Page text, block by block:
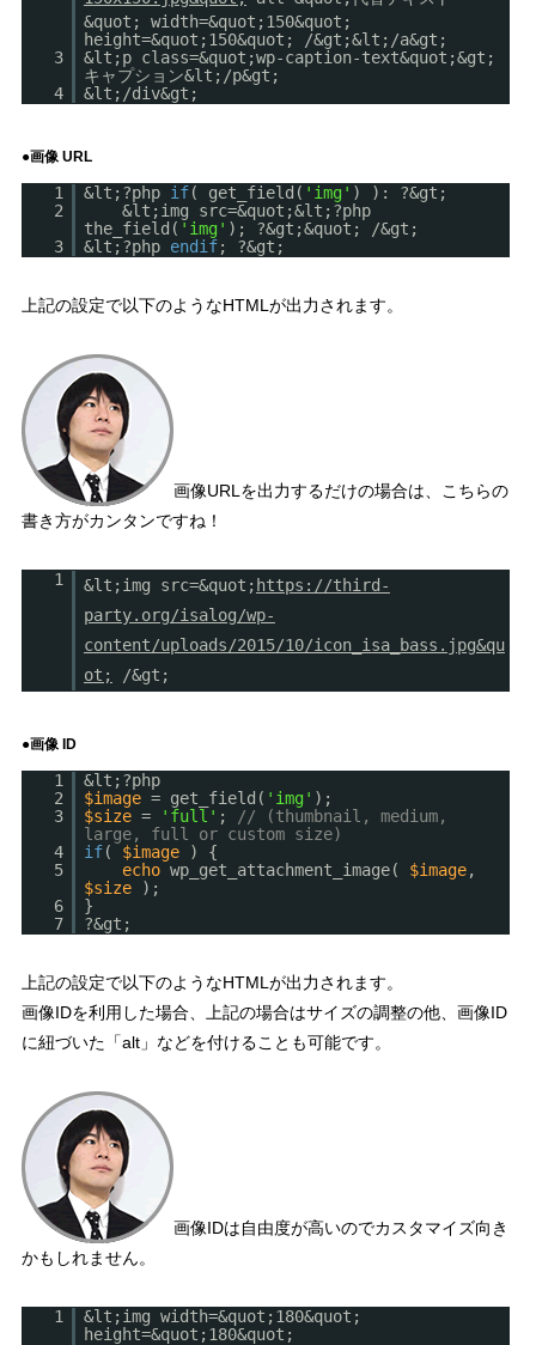
&quot; width=&quot;150&quot;
height=&quot;150&quot; /&gt;&lt;/a&gt;
3
&lt;p class=&quot;wp-caption-text&quot;&gt;
キャプション&lt;/p&gt;
4
&lt;/div&gt;
●画像 URL
1 &lt;?php if( get_field( 'img' ) ): ?&gt;
2
&lt;img src=&quot;&lt;?php
the_field( 'img' ); ?&gt;&quot; /&gt;
3
&lt;?php endif; ?&gt;
上記の設定で以下のようなHTMLが出力されます。
画像URLを出力するだけの場合は、こちらの
書き方がカンタンですね！
1 &lt;img src=&quot; https://third-
party.org/isalog/wp-
content/uploads/2015/10/icon_isa_bass.jpg&qu
ot;
/&gt;
●画像 ID
1
&lt;?php
2
$image = get_field( 'img' );
3
$size = 'full' ;
// (thumbnail, medium,
large, full or custom size)
4
if( $image
) {
5
echo wp_get_attachment_image( $image,
$size
);
6
}
7
?&gt;
上記の設定で以下のようなHTMLが出力されます。
画像IDを利用した場合、上記の場合はサイズの調整の他、画像ID
に紐づいた「alt」などを付けることも可能です。
画像IDは自由度が高いのでカスタマイズ向き
かもしれません。
1
&lt;img width=&quot;180&quot;
height=&quot;180&quot;